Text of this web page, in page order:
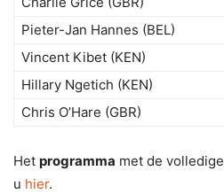
Pieter-Jan Hannes (BEL)
Vincent Kibet (KEN)
Hillary Ngetich (KEN)
Chris O’Hare (GBR)
Het programma met de volledige
u hier.